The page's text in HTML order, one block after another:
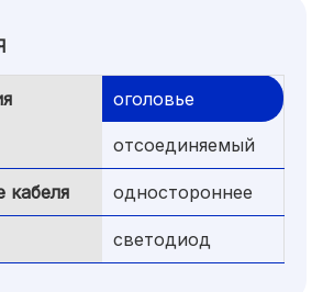
оголовье
отсоединяемый
кабеля одностороннее
светодиод